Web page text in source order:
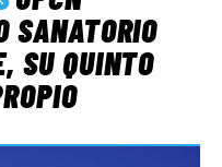
SANATORIO
SU QUINTO